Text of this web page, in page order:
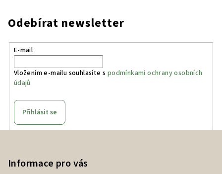
Odebírat newsletter
E-mail
Vložením e-mailu souhlasíte s podmínkami ochrany osobních
údajů
Přihlásit se
Informace pro vás